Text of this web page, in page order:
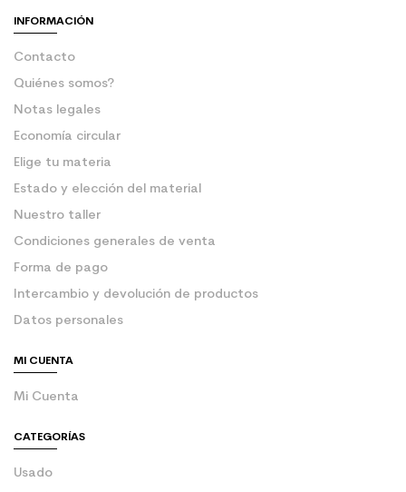
INFORMACIÓN
Contacto
Quiénes somos?
Notas legales
Economía circular
Elige tu materia
Estado y elección del material
Nuestro taller
Condiciones generales de venta
Forma de pago
Intercambio y devolución de productos
Datos personales
MI CUENTA
Mi Cuenta
CATEGORÍAS
Usado